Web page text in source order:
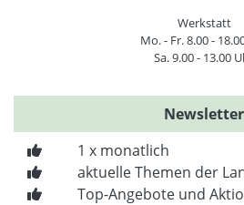
Werkstatt
Mo. - Fr. 8.00 -
Sa. 9.00 - 13.00
Newsletter
1 x monatlich
aktuelle Themen der
Top-Angebote und